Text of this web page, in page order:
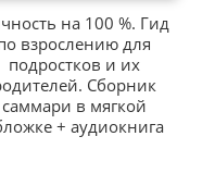
на 100 %. Гид
взрослению для
подростков и их
Сборник
саммари в мягкой
+ аудиокнига